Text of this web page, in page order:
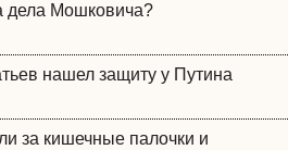
дела Мошковича?
нашел защиту у Путина
за кишечные палочки и